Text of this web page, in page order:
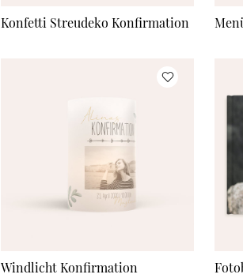
Konfetti Streudeko Konfirmation
Windlicht Konfirmation